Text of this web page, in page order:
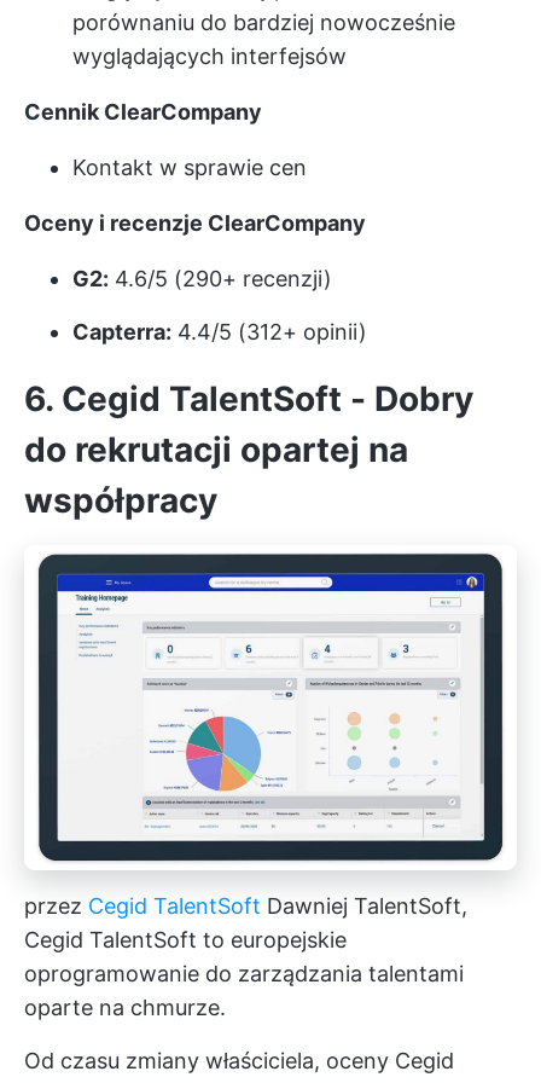
porównaniu do bardziej nowocześnie
wyglądających interfejsów
Cennik ClearCompany
Kontakt w sprawie cen
Oceny i recenzje ClearCompany
G2: 4.6/5 (290+ recenzji)
Capterra: 4.4/5 (312+ opinii)
6. Cegid TalentSoft - Dobry
do rekrutacji opartej na
współpracy
przez Cegid TalentSoft Dawniej TalentSoft,
Cegid TalentSoft to europejskie
oprogramowanie do zarządzania talentami
oparte na chmurze.
Od czasu zmiany właściciela, oceny Cegid